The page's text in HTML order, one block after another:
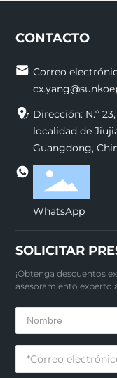
CONTACTO
Correo
Dirección: N.º
localidad de
Guangdong,
WhatsApp
SOLICITAR
¡Obtenga descuentos
asesoramiento experto